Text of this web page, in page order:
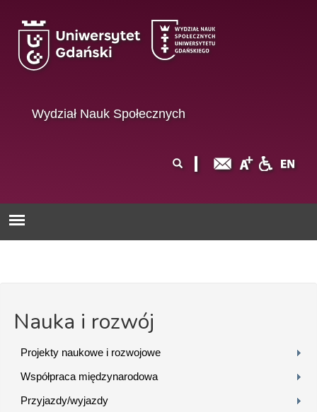
Wydział Nauk Społecznych
wyszukiwania
Nauka i rozwój
Projekty naukowe i rozwojowe
Współpraca międzynarodowa
Przyjazdy/wyjazdy